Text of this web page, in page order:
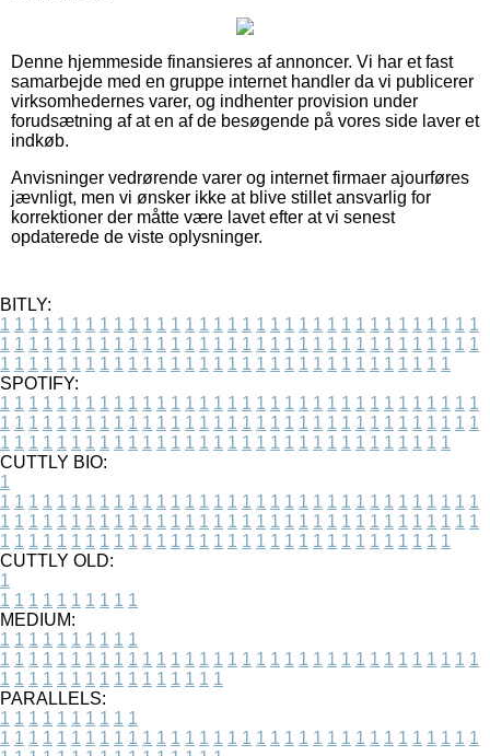
Denne hjemmeside finansieres af annoncer. Vi har et fast
samarbejde med en gruppe internet handler da vi publicerer
virksomhedernes varer, og indhenter provision under
forudsætning af at en af de besøgende på vores side laver et
indkøb.
Anvisninger vedrørende varer og internet firmaer ajourføres
jævnligt, men vi ønsker ikke at blive stillet ansvarlig for
korrektioner der måtte være lavet efter at vi senest
opdaterede de viste oplysninger.
BITLY:
1 1 1 1 1 1 1 1 1 1 1 1 1 1 1 1 1 1 1 1 1 1 1 1 1 1 1 1 1 1 1 1 1 1
1 1 1 1 1 1 1 1 1 1 1 1 1 1 1 1 1 1 1 1 1 1 1 1 1 1 1 1 1 1 1 1 1 1
1 1 1 1 1 1 1 1 1 1 1 1 1 1 1 1 1 1 1 1 1 1 1 1 1 1 1 1 1 1 1 1
SPOTIFY:
1 1 1 1 1 1 1 1 1 1 1 1 1 1 1 1 1 1 1 1 1 1 1 1 1 1 1 1 1 1 1 1 1 1
1 1 1 1 1 1 1 1 1 1 1 1 1 1 1 1 1 1 1 1 1 1 1 1 1 1 1 1 1 1 1 1 1 1
1 1 1 1 1 1 1 1 1 1 1 1 1 1 1 1 1 1 1 1 1 1 1 1 1 1 1 1 1 1 1 1
CUTTLY BIO:
1
1 1 1 1 1 1 1 1 1 1 1 1 1 1 1 1 1 1 1 1 1 1 1 1 1 1 1 1 1 1 1 1 1 1
1 1 1 1 1 1 1 1 1 1 1 1 1 1 1 1 1 1 1 1 1 1 1 1 1 1 1 1 1 1 1 1 1 1
1 1 1 1 1 1 1 1 1 1 1 1 1 1 1 1 1 1 1 1 1 1 1 1 1 1 1 1 1 1 1 1
CUTTLY OLD:
1
1 1 1 1 1 1 1 1 1 1
MEDIUM:
1 1 1 1 1 1 1 1 1 1
1 1 1 1 1 1 1 1 1 1 1 1 1 1 1 1 1 1 1 1 1 1 1 1 1 1 1 1 1 1 1 1 1 1
1 1 1 1 1 1 1 1 1 1 1 1 1 1 1 1
PARALLELS:
1 1 1 1 1 1 1 1 1 1
1 1 1 1 1 1 1 1 1 1 1 1 1 1 1 1 1 1 1 1 1 1 1 1 1 1 1 1 1 1 1 1 1 1